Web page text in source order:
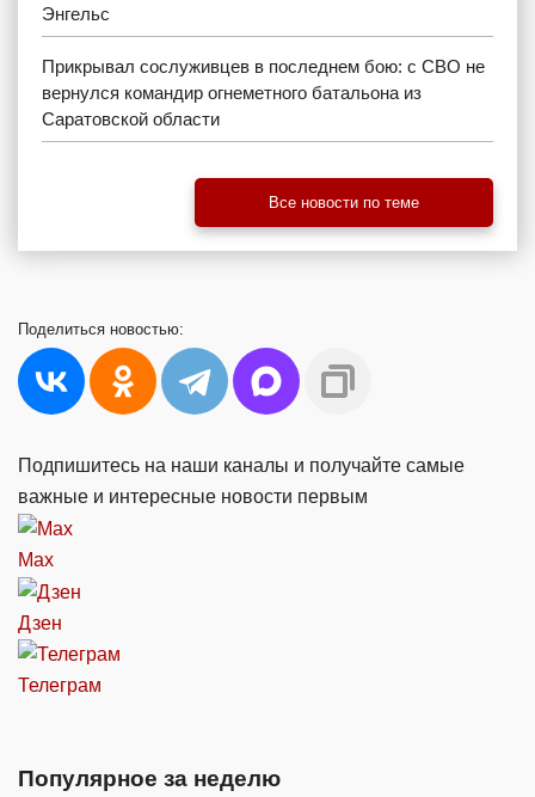
Энгельс
Прикрывал сослуживцев в последнем бою: с СВО не
вернулся командир огнеметного батальона из
Саратовской области
Все новости по теме
Поделиться новостью:
Подпишитесь на наши каналы и получайте самые
важные и интересные новости первым
Max
Дзен
Телеграм
Популярное за неделю